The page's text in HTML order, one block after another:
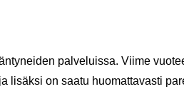
pal­ve­luis­sa. Viime
li­säk­si on saatu huo­mat­ta­vas­ti